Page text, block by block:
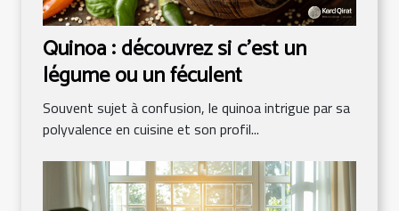
Quinoa : découvrez si c'est un
légume ou un féculent
Souvent sujet à confusion, le quinoa intrigue par sa
polyvalence en cuisine et son profil...